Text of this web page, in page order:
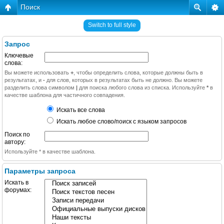
Поиск
Switch to full style
Запрос
Ключевые
слова:
Вы можете использовать + , чтобы определить слова, которые должны быть в
результатах, и - для слов, которых в результатах быть не должно. Вы можете
разделить слова символом | для поиска любого слова из списка. Используйте * в
качестве шаблона для частичного совпадения.
Искать все слова
Искать любое слово/поиск с языком запросов
Поиск по
автору:
Используйте * в качестве шаблона.
Параметры запроса
Искать в
форумах: